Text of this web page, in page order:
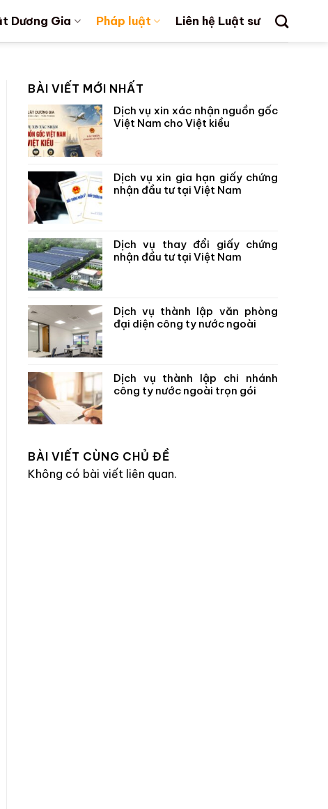
Dương Gia Pháp luật Liên hệ Luật sư
BÀI VIẾT MỚI NHẤT
Dịch vụ xin xác nhận nguồn gốc
Việt Nam cho Việt kiều
Dịch vụ xin gia hạn giấy chứng
nhận đầu tư tại Việt Nam
Dịch vụ thay đổi giấy chứng
nhận đầu tư tại Việt Nam
Dịch vụ thành lập văn phòng
đại diện công ty nước ngoài
Dịch vụ thành lập chi nhánh
công ty nước ngoài trọn gói
BÀI VIẾT CÙNG CHỦ ĐỀ
Không có bài viết liên quan.